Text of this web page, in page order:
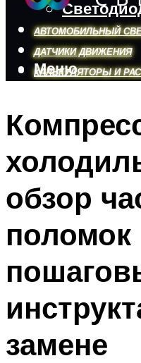
АВТОМОБИЛЬНЫЙ
ДАТЧИКИ ДВИЖЕНИЯ
КАЛЬКУЛЯТОРЫ И
Меню
Меню
обзор
поломок
замене